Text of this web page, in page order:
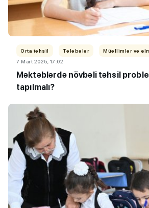
Orta təhsil Tələbələr
Müəllimlər və
7 Mart 2025, 17:02
Məktəblərdə növbəli təhsil
tapılmalı?